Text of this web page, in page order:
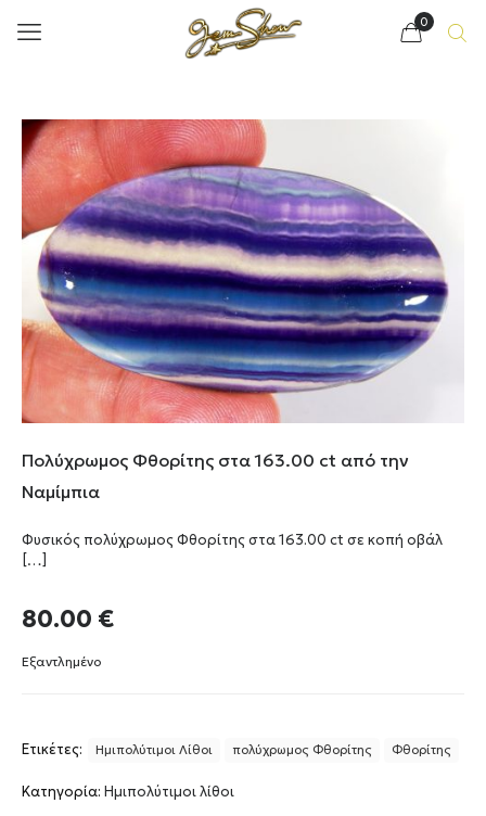
0
Πολύχρωμος Φθορίτης στα 163.00 ct από την
Ναμίμπια
Φυσικός πολύχρωμος Φθορίτης στα 163.00 ct σε κοπή οβάλ
[…]
80.00 €
Εξαντλημένο
Ετικέτες: Ημιπολύτιμοι Λίθοι πολύχρωμος Φθορίτης Φθορίτης
Κατηγορία: Ημιπολύτιμοι λίθοι